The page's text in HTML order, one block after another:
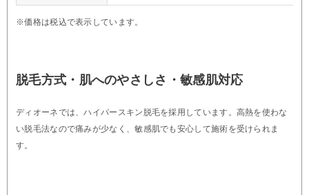
※価格は税込で表示しています。
脱毛方式・肌へのやさしさ・敏感肌対応
ディオーネでは、ハイパースキン脱毛を採用しています。高熱を使わな
い脱毛法なので痛みが少なく、敏感肌でも安心して施術を受けられま
す。